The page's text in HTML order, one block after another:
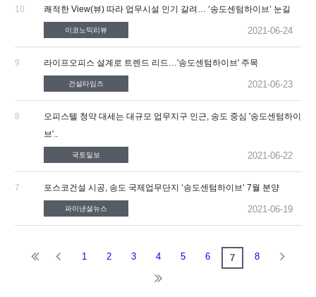
10 쾌적한 View(뷰) 따라 업무시설 인기 갈려… ‘송도센텀하이브’ 눈길
이코노믹리뷰 2021-06-24
9 라이프오피스 설계로 트렌드 리드…'송도센텀하이브' 주목
건설타임즈 2021-06-23
8
오피스텔 청약 대세는 대규모 업무지구 인근, 송도 중심 '송도센텀하이
브'..
국토일보 2021-06-22
7 포스코건설 시공, 송도 국제업무단지 ‘송도센텀하이브’ 7월 분양
파이낸셜뉴스 2021-06-19
1 2 3 4 5 6 7 8